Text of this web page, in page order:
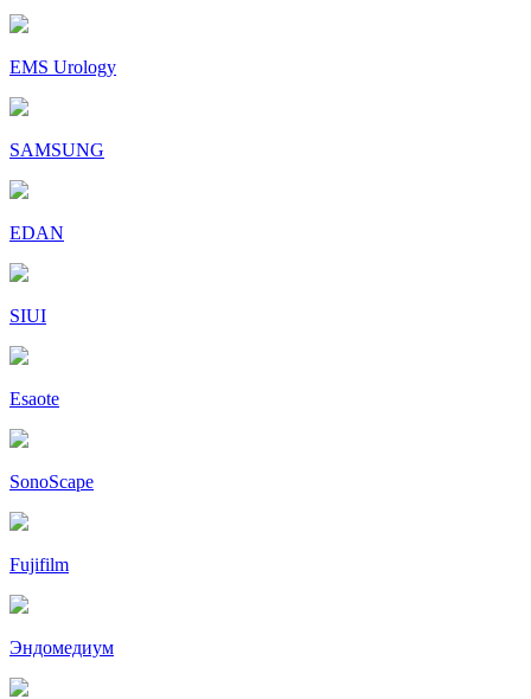
EMS Urology
SAMSUNG
EDAN
SIUI
Esaote
SonoScape
Fujifilm
Эндомедиум